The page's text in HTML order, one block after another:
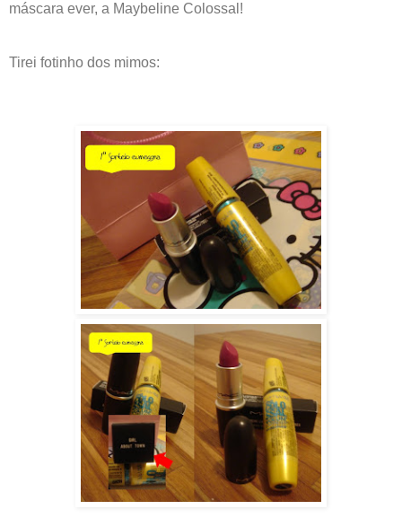
máscara ever, a Maybeline Colossal!
Tirei fotinho dos mimos: